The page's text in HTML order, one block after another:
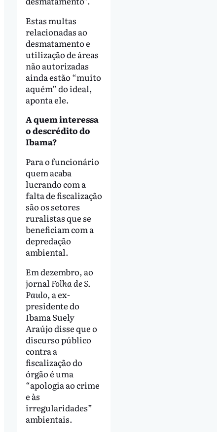
Estas multas
relacionadas ao
desmatamento e
utilização de áreas
não autorizadas
ainda estão “muito
aquém” do ideal,
aponta ele.
A quem interessa
o descrédito do
Ibama?
Para o funcionário
quem acaba
lucrando com a
falta de fiscalização
são os setores
ruralistas que se
beneficiam com a
depredação
ambiental.
Em dezembro, ao
jornalFolha de S.
Paulo, a ex-
presidente do
Ibama Suely
Araújo disse que o
discurso público
contra a
fiscalização do
órgão é uma
“apologia ao crime
e às
irregularidades”
ambientais.